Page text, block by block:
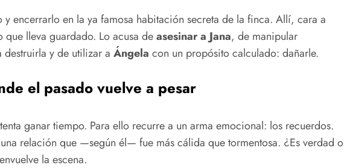
encerrarlo en la ya famosa habitación secreta de la finca. Allí, cara a
lleva guardado. Lo acusa deasesinar a Jana, de manipular
destruirla y de utilizar a Ángela con un propósito calculado: dañarle.
el pasado vuelve a pesar
ganar tiempo. Para ello recurre a un arma emocional: los recuerdos.
relación que —según él— fue más cálida que tormentosa. ¿Es verdad o
la escena.